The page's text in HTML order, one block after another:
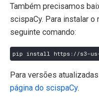
Também precisamos
scispaCy. Para instalar o
seguinte comando:
Para versões
página do scispaCy.